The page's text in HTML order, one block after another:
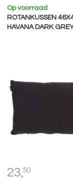
Op voorraad
ROTANKUSSEN
HAVANA DARK
23,50